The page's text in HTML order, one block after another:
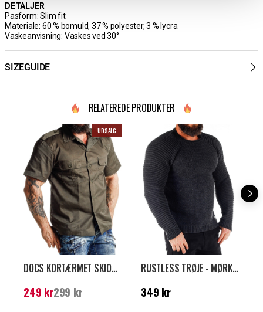
DETALJER
Pasform: Slim fit
Materiale: 60 % bomuld, 37 % polyester, 3 % lycra
Vaskeanvisning: Vaskes ved 30°
SIZEGUIDE
RELATEREDE PRODUKTER
UDSALG
DOCS KORTÆRMET SKJORTE - GRØN
Nuværende pris:
249 kr299 kr
RUSTLESS TRØJE - MØRKEGRÅ
Pris: 349 kr
349 kr